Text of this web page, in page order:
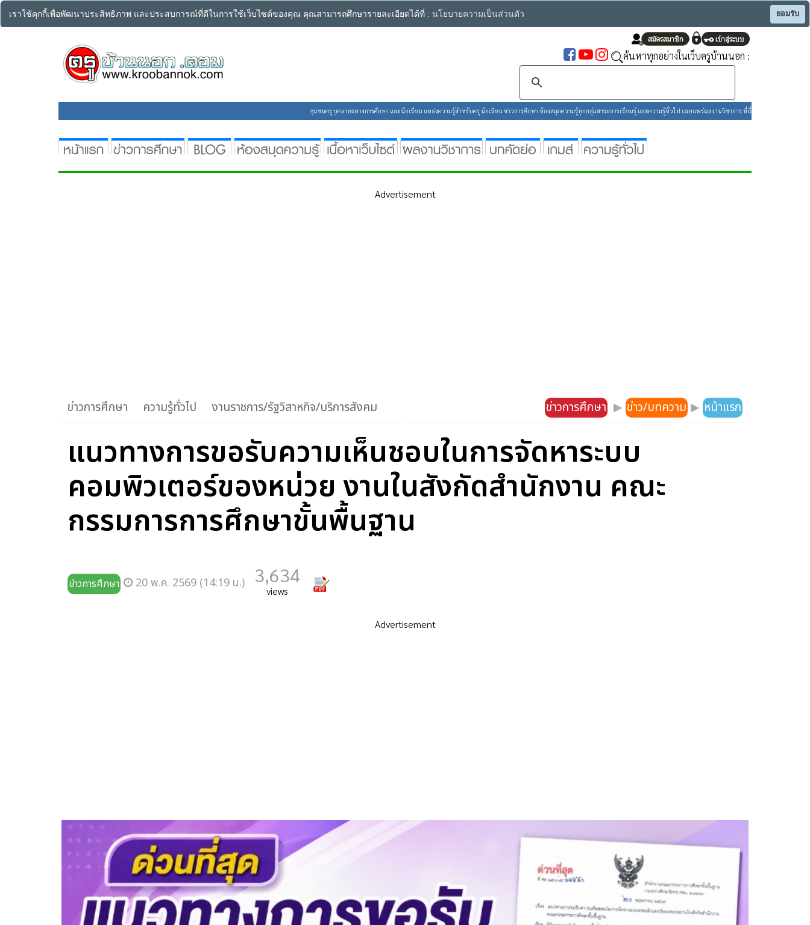
เราใช้คุกกี้เพื่อพัฒนาประสิทธิภาพ และประสบการณ์ที่ดีในการใช้เว็บไซต์ของคุณ คุณสามารถศึกษารายละเอียดได้ที่ : นโยบายความเป็นส่วนตัว ยอมรับ
ค้นหาทุกอย่างในเว็บครูบ้านนอก :
ชุมชนครู บุคลากรทางการศึกษา และนักเรียน แหล่งความรู้สำหรับครู นักเรียน ข่าวการศึกษา ห้องสมุดความรู้ทุกกลุ่มสาระการเรียนรู้ และความรู้ทั่วไป เผยแพร่ผลงานวิชาการ ที่นี่
Advertisement
ข่าวการศึกษา ความรู้ทั่วไป งานราชการ/รัฐวิสาหกิจ/บริการสังคม ข่าวการศึกษา ▶ ข่าว/บทความ ▶ หน้าแรก
แนวทางการขอรับความเห็นชอบในการจัดหาระบบ
คอมพิวเตอร์ของหน่วย งานในสังกัดสำนักงาน คณะ
กรรมการการศึกษาขั้นพื้นฐาน
ข่าวการศึกษา 20 พ.ค. 2569 (14:19 น.) 3,634
views
Advertisement